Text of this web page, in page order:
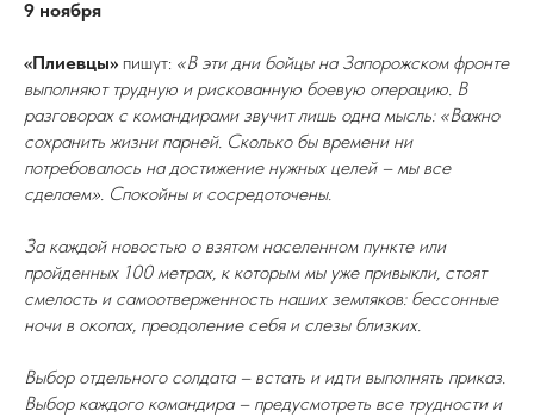
9 ноября
«Плиевцы» пишут: «В эти дни бойцы на Запорожском фронте
выполняют трудную и рискованную боевую операцию. В
разговорах с командирами звучит лишь одна мысль: «Важно
сохранить жизни парней. Сколько бы времени ни
потребовалось на достижение нужных целей – мы все
сделаем». Спокойны и сосредоточены.
За каждой новостью о взятом населенном пункте или
пройденных 100 метрах, к которым мы уже привыкли, стоят
смелость и самоотверженность наших земляков: бессонные
ночи в окопах, преодоление себя и слезы близких.
Выбор отдельного солдата – встать и идти выполнять приказ.
Выбор каждого командира – предусмотреть все трудности и